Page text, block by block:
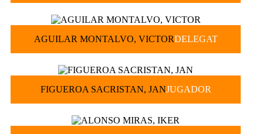
AGUILAR MONTALVO, VICTORDELEGAT
FIGUEROA SACRISTAN, JANJUGADOR